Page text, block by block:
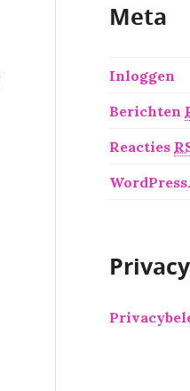
Meta
Inloggen
Berichten
Reacties